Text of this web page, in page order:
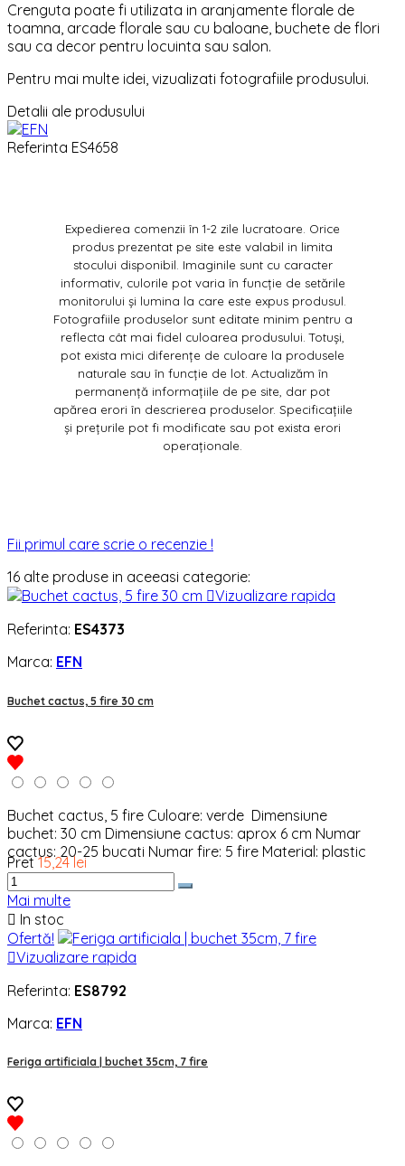
Crenguta poate fi utilizata in aranjamente florale de
toamna, arcade florale sau cu baloane, buchete de flori
sau ca decor pentru locuinta sau salon.
Pentru mai multe idei, vizualizati fotografiile produsului.
Detalii ale produsului
Referinta ES4658
Expedierea comenzii în 1-2 zile lucratoare. Orice
produs prezentat pe site este valabil in limita
stocului disponibil. Imaginile sunt cu caracter
informativ, culorile pot varia în funcție de setările
monitorului și lumina la care este expus produsul.
Fotografiile produselor sunt editate minim pentru a
reflecta cât mai fidel culoarea produsului. Totuși,
pot exista mici diferențe de culoare la produsele
naturale sau în funcție de lot. Actualizăm în
permanență informațiile de pe site, dar pot
apărea erori în descrierea produselor. Specificațiile
și prețurile pot fi modificate sau pot exista erori
operaționale.
Fii primul care scrie o recenzie !
16 alte produse in aceeasi categorie:
Vizualizare rapida
Referinta: ES4373
Marca: EFN
Buchet cactus, 5 fire 30 cm
Buchet cactus, 5 fire Culoare: verde Dimensiune
buchet: 30 cm Dimensiune cactus: aprox 6 cm Numar
cactus: 20-25 bucati Numar fire: 5 fire Material: plastic
Pret 15,24 lei
Mai multe
 In stoc
Ofertă!
Vizualizare rapida
Referinta: ES8792
Marca: EFN
Feriga artificiala | buchet 35cm, 7 fire